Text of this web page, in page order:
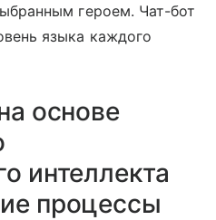
героем. Чат-бот
языка каждого
основе
интеллекта
процессы